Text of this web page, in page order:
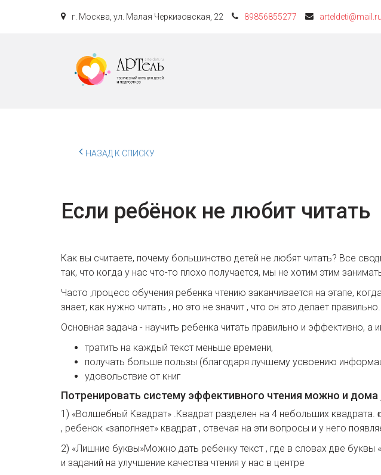
г. Москва ул. Малая Черкизовская, 22 89856855277 arteldeti@mail.ru
НАЗАД К СПИСКУ
Если ребёнок не любит читать
Как вы считаете, почему большинство детей не любят читать? Все
так, что когда у нас что-то плохо получается, мы не хотим этим
Часто ,процесс обучения ребенка чтению заканчивается на этапе,
знает, как нужно читать , но это не значит , что он это делает правильно.
Основная задача - научить ребенка читать правильно и эффективно, а
тратить на каждый текст меньше времени,
получать больше пользы (благодаря лучшему усвоению
удовольствие от книг
Потренировать систему эффективного чтения можно и
1) «Волшебный Квадрат» .Квадрат разделен на 4 небольших
, ребенок «заполняет» квадрат , отвечая на эти вопросы и у него
2) «Лишние буквы»Можно дать ребенку текст , где в словах две
и заданий на улучшение качества чтения у нас в центре